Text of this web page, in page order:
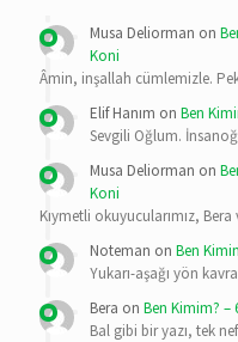
Musa Deliorman on
Koni
Âmin, inşallah cümlemizle.
Elif Hanım on Ben
Sevgili Oğlum.
Musa Deliorman on
Koni
Kıymetli okuyucularımız,
Noteman on Ben
Yukarı-aşağı yön
Bera on Ben Kimim? –
Bal gibi bir yazı, tek